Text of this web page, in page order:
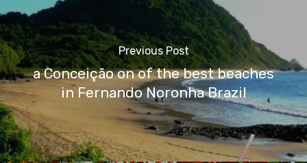
Previous Post
a Conceição on of the best beaches
in Fernando Noronha Brazil